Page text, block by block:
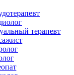
терапевт